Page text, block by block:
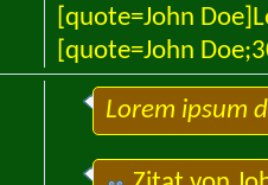
[quote=John
[quote=John
Lorem ipsum